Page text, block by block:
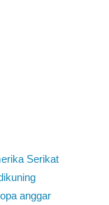
Serikat
anggar